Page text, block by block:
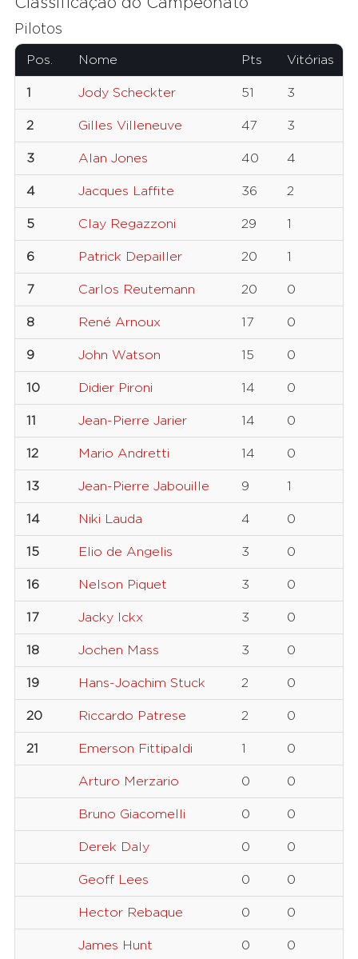
Classificação do Campeonato
Pilotos
Pos. Nome Pts Vitórias
1 Jody Scheckter 51 3
2 Gilles Villeneuve 47 3
3 Alan Jones 40 4
4 Jacques Laffite 36 2
5 Clay Regazzoni 29 1
6 Patrick Depailler 20 1
7 Carlos Reutemann 20 0
8 René Arnoux 17 0
9 John Watson 15 0
10 Didier Pironi 14 0
11 Jean-Pierre Jarier 14 0
12 Mario Andretti 14 0
13 Jean-Pierre Jabouille 9 1
14 Niki Lauda 4 0
15 Elio de Angelis 3 0
16 Nelson Piquet 3 0
17 Jacky Ickx 3 0
18 Jochen Mass 3 0
19 Hans-Joachim Stuck 2 0
20 Riccardo Patrese 2 0
21 Emerson Fittipaldi 1 0
Arturo Merzario 0 0
Bruno Giacomelli 0 0
Derek Daly 0 0
Geoff Lees 0 0
Hector Rebaque 0 0
James Hunt 0 0